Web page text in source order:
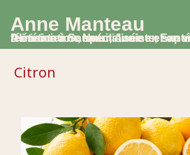
Anne Manteau
Diététicienne Nutritionniste, Experte en Nutrition et Alimentation, spécialisée en santé digestive et
Citron